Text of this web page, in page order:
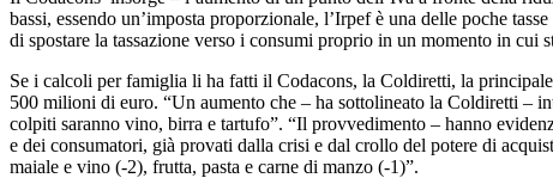
bassi, essendo un’imposta proporzionale, l’Irpef è una delle poche
di spostare la tassazione verso i consumi proprio in un momento in
Se i calcoli per famiglia li ha fatti il Codacons, la Coldiretti, la
500 milioni di euro. “Un aumento che – ha sottolineato la Coldiretti –
colpiti saranno vino, birra e tartufo”. “Il provvedimento – hanno
e dei consumatori, già provati dalla crisi e dal crollo del potere di
maiale e vino (-2), frutta, pasta e carne di manzo (-1)”.